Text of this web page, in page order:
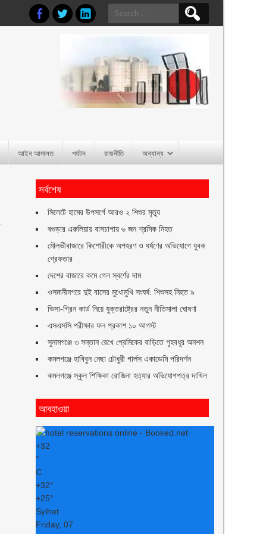
Search
for:
আইন আদালত পর্যটন রাজনীতি অন্যান্য
সর্বশেষ
সিলেটে হামের উপসর্গে আরও ২ শিশুর মৃত্যু
বগুড়ার এরুলিয়ায় বাসচাপায় ৬ জন শ্রমিক নিহত
মৌলভীবাজারে কিশোরীকে অপহরণ ও ধর্ষণের অভিযোগে যুবক
গ্রেফতার
দেশের বাজারে কমে গেল স্বর্ণের দাম
ওসমানীনগরে দুই বাসের মুখোমুখি সংঘর্ষ: শিশুসহ নিহত ৯
ভিসা-গ্রিন কার্ড নিয়ে যুক্তরাষ্ট্রের নতুন নীতিমালা ঘোষণা
এসএসসি পরীক্ষার ফল প্রকাশ ১০ আগস্ট
সুনামগঞ্জে ৩ সন্তান রেখে প্রেমিকের বাড়িতে গৃহবধূর অনশন
কমলগঞ্জে হাবিবুন নেছা চৌধুরী গার্লস একাডেমি পরিদর্শন
কমলগঞ্জে স্কুল শিক্ষিকা রোজিনা হত্যার অভিযোগপত্র দাখিল
আবহাওয়া
+32
°
C
+32°
+25°
Sylhet
Friday, 07